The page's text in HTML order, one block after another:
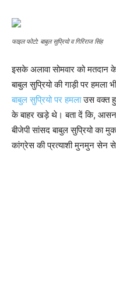
फाइल फोटो: बाबुल सुप्रियो व गिरिराज सिंह
इसके अलावा सोमवार को मतदान
बाबुल सुप्रियो की गाड़ी पर हमला
बाबुल सुप्रियो पर हमलाउस वक्त
के बाहर खड़े थे। बता दें कि,
बीजेपी सांसद बाबुल सुप्रियो का
कांग्रेस की प्रत्याशी मुनमुन सेन